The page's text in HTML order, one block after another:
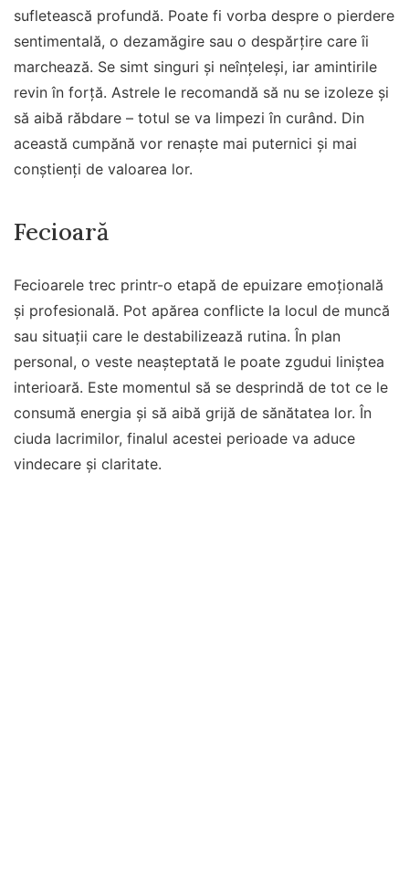
sufletească profundă. Poate fi vorba despre o pierdere
sentimentală, o dezamăgire sau o despărțire care îi
marchează. Se simt singuri și neînțeleși, iar amintirile
revin în forță. Astrele le recomandă să nu se izoleze și
să aibă răbdare – totul se va limpezi în curând. Din
această cumpănă vor renaște mai puternici și mai
conștienți de valoarea lor.
Fecioară
Fecioarele trec printr-o etapă de epuizare emoțională
și profesională. Pot apărea conflicte la locul de muncă
sau situații care le destabilizează rutina. În plan
personal, o veste neașteptată le poate zgudui liniștea
interioară. Este momentul să se desprindă de tot ce le
consumă energia și să aibă grijă de sănătatea lor. În
ciuda lacrimilor, finalul acestei perioade va aduce
vindecare și claritate.